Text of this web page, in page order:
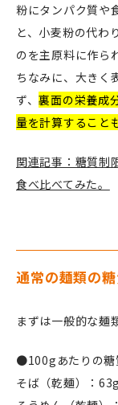
粉にタンパク質や
と、小麦粉の代わ
のを主原料に作ら
ちなみに、大きく
ず、裏面の栄養成
量を計算すること
関連記事：糖質制
食べ比べてみた。
通常の麺類の
まずは一般的な麺
●100gあたりの糖
そば（乾麺）：63g